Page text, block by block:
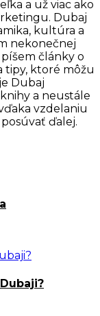
a už viac ako
Dubaj
kultúra a
nekonečnej
články o
tipy, ktoré môžu
Dubaj
a neustále
vzdelaniu
ďalej.